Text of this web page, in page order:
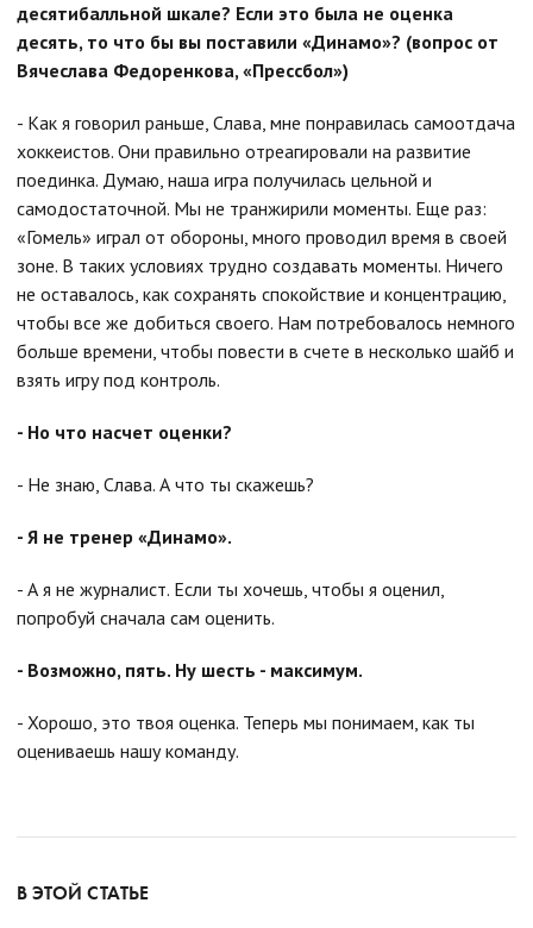
десятибалльной шкале? Если это была не оценка
десять, то что бы вы поставили «Динамо»? (вопрос от
Вячеслава Федоренкова, «Прессбол»)
- Как я говорил раньше, Слава, мне понравилась самоотдача
хоккеистов. Они правильно отреагировали на развитие
поединка. Думаю, наша игра получилась цельной и
самодостаточной. Мы не транжирили моменты. Еще раз:
«Гомель» играл от обороны, много проводил время в своей
зоне. В таких условиях трудно создавать моменты. Ничего
не оставалось, как сохранять спокойствие и концентрацию,
чтобы все же добиться своего. Нам потребовалось немного
больше времени, чтобы повести в счете в несколько шайб и
взять игру под контроль.
- Но что насчет оценки?
- Не знаю, Слава. А что ты скажешь?
- Я не тренер «Динамо».
- А я не журналист. Если ты хочешь, чтобы я оценил,
попробуй сначала сам оценить.
- Возможно, пять. Ну шесть - максимум.
- Хорошо, это твоя оценка. Теперь мы понимаем, как ты
оцениваешь нашу команду.
В ЭТОЙ СТАТЬЕ